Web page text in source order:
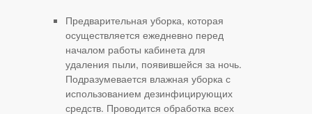
Предварительная уборка, которая
осуществляется ежедневно перед
началом работы кабинета для
удаления пыли, появившейся за ночь.
Подразумевается влажная уборка с
использованием дезинфицирующих
средств. Проводится обработка всех